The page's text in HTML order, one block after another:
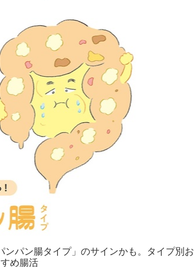
パン腸タイプ」のサインかも。タイプ別お
め腸活